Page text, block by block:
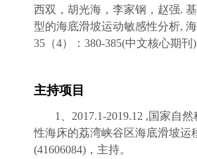
西双，胡光海，李家钢，赵强.
型的海底滑坡运动敏感性分析,
35（4）： 380-385(中文核心期刊 )
主持项目
1、2017.1-2019.12 ,国家自然
性海床的荔湾峡谷区海底滑坡运
(41606084)， 主持。